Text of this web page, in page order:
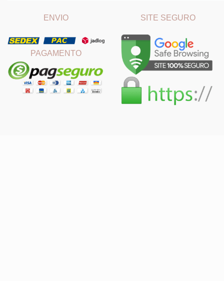
ENVIO
PAGAMENTO
SITE SEGURO